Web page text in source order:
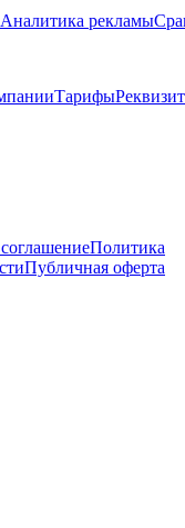
Аналитика рекламы
Тарифы
Политика
Публичная оферта